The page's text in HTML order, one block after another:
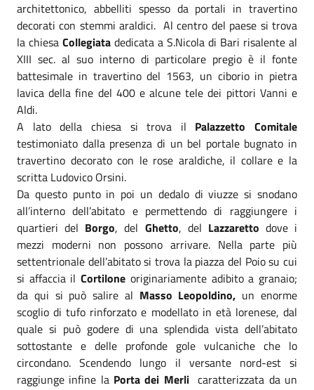
architettonico, abbelliti spesso da portali in travertino
decorati con stemmi araldici. Al centro del paese si trova
la chiesa Collegiata dedicata a S.Nicola di Bari risalente al
XIII sec. al suo interno di particolare pregio è il fonte
battesimale in travertino del 1563, un ciborio in pietra
lavica della fine del 400 e alcune tele dei pittori Vanni e
Aldi.
A lato della chiesa si trova il Palazzetto Comitale
testimoniato dalla presenza di un bel portale bugnato in
travertino decorato con le rose araldiche, il collare e la
scritta Ludovico Orsini.
Da questo punto in poi un dedalo di viuzze si snodano
all’interno dell’abitato e permettendo di raggiungere i
quartieri del Borgo, del Ghetto, del Lazzaretto dove i
mezzi moderni non possono arrivare. Nella parte più
settentrionale dell’abitato si trova la piazza del Poio su cui
si affaccia ilCortilone originariamente adibito a granaio;
da qui si può salire al Masso Leopoldino, un enorme
scoglio di tufo rinforzato e modellato in età lorenese, dal
quale si può godere di una splendida vista dell’abitato
sottostante e delle profonde gole vulcaniche che lo
circondano. Scendendo lungo il versante nord-est si
raggiunge infine la Porta dei Merlicaratterizzata da un